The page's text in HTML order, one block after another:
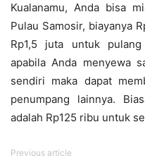
Kualanamu, Anda bisa
Pulau Samosir, biayanya
Rp1,5 juta untuk
apabila Anda menyewa
sendiri maka dapat
penumpang lainnya.
adalah Rp125 ribu untuk
Previous article